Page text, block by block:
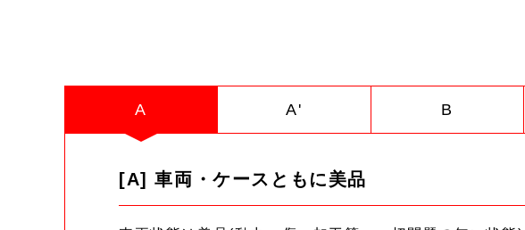
A A' B
[A] 車両・ケースともに美品